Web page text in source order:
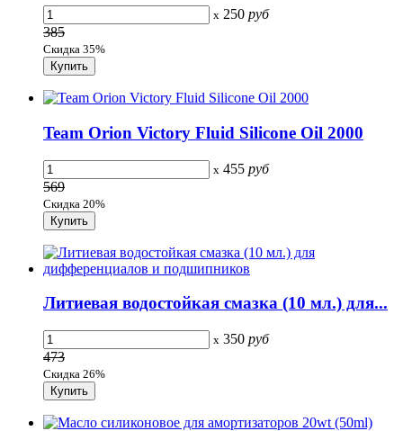
x 250 руб
385
Скидка 35%
Team Orion Victory Fluid Silicone Oil 2000
x 455 руб
569
Скидка 20%
Литиевая водостойкая смазка (10 мл.) для...
x 350 руб
473
Скидка 26%